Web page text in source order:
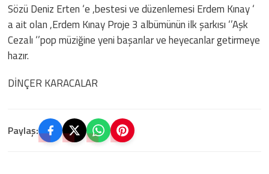
Sözü Deniz Erten ‘e ,bestesi ve düzenlemesi Erdem Kınay ‘
a ait olan ,Erdem Kınay Proje 3 albümünün ilk şarkısı ‘’Aşk
Cezalı ‘’pop müziğine yeni başarılar ve heyecanlar getirmeye
hazır.
DİNÇER KARACALAR
Paylaş: